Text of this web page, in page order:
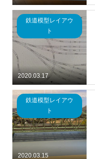
2020.03.17
鉄道模型レイアウ
ト
2020.03.15
鉄道模型レイアウ
ト